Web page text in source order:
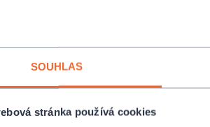
SOUHLAS
stránka používá cookies